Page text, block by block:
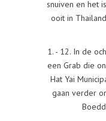
snuiven en het
ooit in
1. - 12. In de
een Grab die
Hat Yai
gaan verder